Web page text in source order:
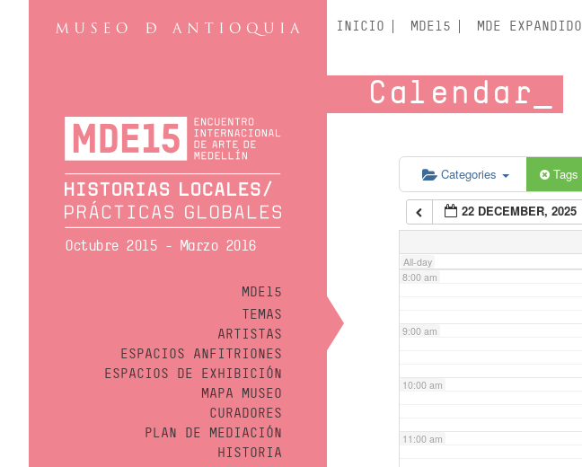
Octubre 2015 - Marzo 2016
MDE15
TEMAS
ARTISTAS
ESPACIOS ANFITRIONES
ESPACIOS DE EXHIBICIÓN
MAPA MUSEO
CURADORES
PLAN DE MEDIACIÓN
HISTORIA
INICIO MDE15 MDE EXPANDIDO
Calendar
Categories Tags
22 DECEMBER, 2025
All-day
5:00 am
6:00 am
7:00 am
8:00 am
9:00 am
10:00 am
11:00 am